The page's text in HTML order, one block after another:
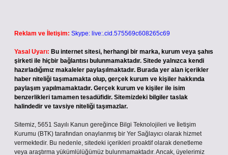
Reklam ve İletişim: Skype: live:.cid.575569c608265c69
Yasal Uyarı: Bu internet sitesi, herhangi bir marka, kurum veya şahıs
şirketi ile hiçbir bağlantısı bulunmamaktadır. Sitede yalnızca kendi
hazırladığımız makaleler paylaşılmaktadır. Burada yer alan içerikler
haber niteliği taşımamakta olup, gerçek kurum ve kişiler hakkında
paylaşım yapılmamaktadır. Gerçek kurum ve kişiler ile isim
benzerlikleri tamamen tesadüfidir. Sitemizdeki bilgiler taslak
halindedir ve tavsiye niteliği taşımazlar.
Sitemiz, 5651 Sayılı Kanun gereğince Bilgi Teknolojileri ve İletişim
Kurumu (BTK) tarafından onaylanmış bir Yer Sağlayıcı olarak hizmet
vermektedir. Bu nedenle, sitedeki içerikleri proaktif olarak denetleme
veya araştırma yükümlülüğümüz bulunmamaktadır. Ancak, üyelerimiz